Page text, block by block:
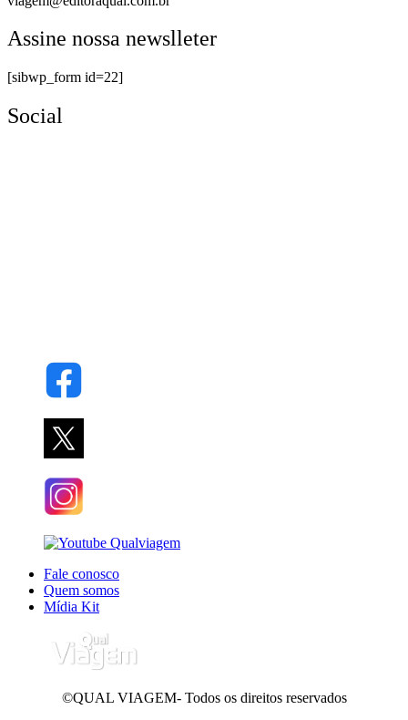
Assine nossa newslleter
[sibwp_form id=22]
Social
Fale conosco
Quem somos
Mídia Kit
©QUAL VIAGEM- Todos os direitos reservados